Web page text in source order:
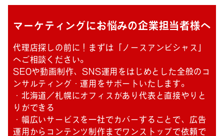
マーケティングにお悩みの企業担当者様へ
代理店探しの前に！まずは「ノースアンビシャス」
へご相談ください。
SEOや動画制作、SNS運用をはじめとした全般のコ
ンサルティング・運用をサポートいたします。
・北海道／札幌にオフィスがあり代表と直接やりと
りができる
・幅広いサービスを一社でカバーすることで、広告
運用からコンテンツ制作までワンストップで依頼で